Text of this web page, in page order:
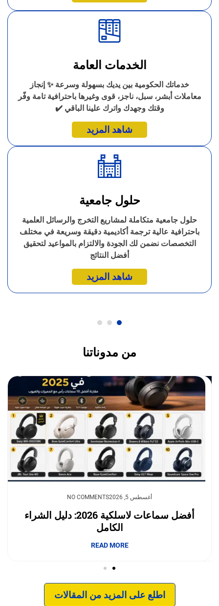
الخدمات العامة
خدماتك الحكومية بين يديك بسهولة وسرعة ✨ إنجاز
معاملات أبشر، سبل، ناجز، قوى وغيرها باحترافية تامة وفّر
وقتك وجهدك واترك علينا الباقي ✔️
شاهد المزيد
حلول جامعية
حلول جامعية متكاملة لمشاريع التخرج والرسائل العلمية
باحترافية عالية ترجمة أكاديمية دقيقة وسريعة في مختلف
التخصصات نضمن لك الجودة والالتزام بالمواعيد لتحقيق
أفضل النتائج
شاهد المزيد
من مدوناتنا
NO COMMENTS
وداعًا لقلق نفاد الشحن.. بطاريات السيليكون
والكربون تغيّر مستقبل الجوالات
READ MORE
أغسطس 5, 2026 NO COMMENTS
أفضل سماعات لاسلكية 2026: دليل الشراء
الكامل
READ MORE
اطلع على المزيد من المقالات